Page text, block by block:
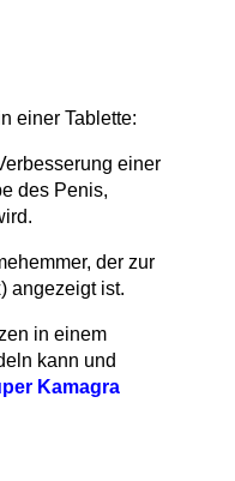
einer Tablette:
einer
des Penis,
der zur
angezeigt ist.
in einem
kann und
Kamagra